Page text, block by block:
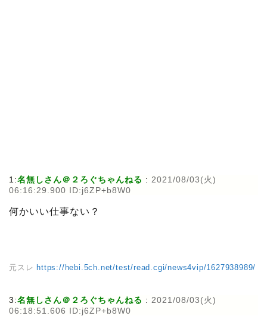
1:名無しさん＠２ろぐちゃんねる : 2021/08/03(火)
06:16:29.900 ID:j6ZP+b8W0
何かいい仕事ない？
元スレ https://hebi.5ch.net/test/read.cgi/news4vip/1627938989/
3:名無しさん＠２ろぐちゃんねる : 2021/08/03(火)
06:18:51.606 ID:j6ZP+b8W0